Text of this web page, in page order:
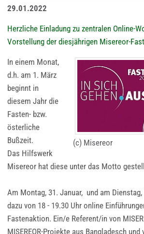
29.01.2022
Herzliche Einladung zu zentralen Online-
Vorstellung der diesjährigen Misereor-
(c) Misereor
In einem Monat,
d.h. am 1. März
beginnt in
diesem Jahr die
Fasten- bzw.
österliche
Bußzeit.
Das Hilfswerk
Misereor hat diese unter das Motto
Am Montag, 31. Januar, und am Dienstag,
dazu von 18 - 19.30 Uhr online
Fastenaktion. Ein/e Referent/in von
MISEREOR-Projekte aus Bangladesch